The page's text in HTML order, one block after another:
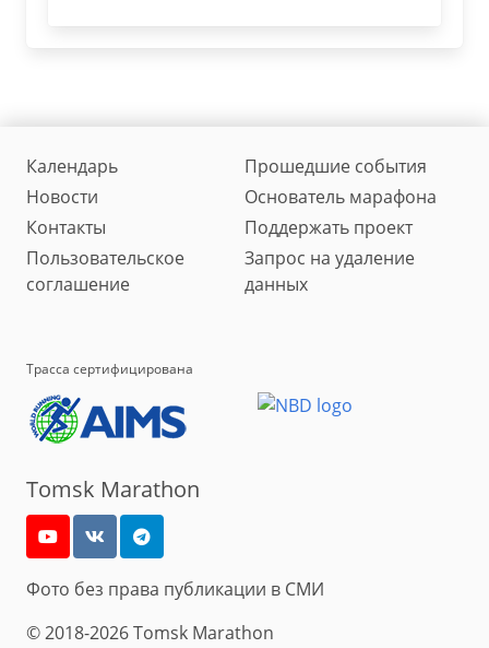
Календарь
Прошедшие события
Новости
Основатель марафона
Контакты
Поддержать проект
Пользовательское
соглашение
Запрос на удаление
данных
Трасса сертифицирована
Tomsk Marathon
Фото без права публикации в СМИ
© 2018-2026 Tomsk Marathon